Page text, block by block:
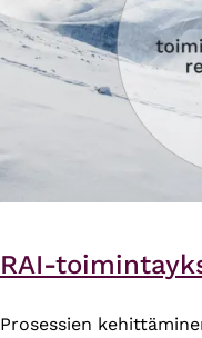
RAI-
Prosessien